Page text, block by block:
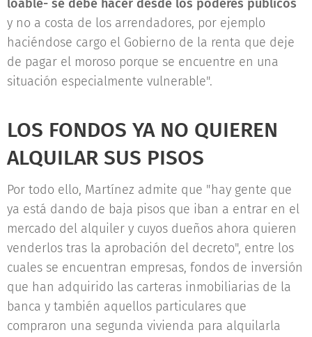
loable- se debe hacer desde los poderes públicos
y no a costa de los arrendadores, por ejemplo
haciéndose cargo el Gobierno de la renta que deje
de pagar el moroso porque se encuentre en una
situación especialmente vulnerable".
LOS FONDOS YA NO QUIEREN
ALQUILAR SUS PISOS
Por todo ello, Martínez admite que "hay gente que
ya está dando de baja pisos que iban a entrar en el
mercado del alquiler y cuyos dueños ahora quieren
venderlos tras la aprobación del decreto", entre los
cuales se encuentran empresas, fondos de inversión
que han adquirido las carteras inmobiliarias de la
banca y también aquellos particulares que
compraron una segunda vivienda para alquilarla